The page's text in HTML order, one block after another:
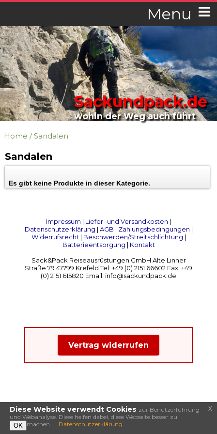
Menu
Sackundpack.de
wohin der Weg auch führt
Home /Sandalen
Sandalen
Es gibt keine Produkte in dieser Kategorie.
Impressum | Liefer- und Versandkosten |
Datenschutzerklärung | AGB | Zahlungsbedingungen |
Widerrufsrecht| Beschwerden/Streitschlichtung |
Batterieentsorgung | Kontakt
Sack&Pack Reiseausrüstungen GmbH Alte Linner
Straße 79 47799 Krefeld Tel: +49 (0) 2151 66602 Fax: +49
(0) 2151 615820 Email: info@sackundpack.de
Vertrag widerrufen
Diese Website verwendt Cookies zur Benutzerführung
und Webanalyse. Diese helfen dabei, diese Webseite besser zu
machen.
OK Datenschutzerklärung
x